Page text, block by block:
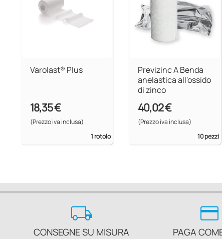
Varolast® Plus
18,35 €
(Prezzo iva inclusa)
1 rotolo
Previzinc A Benda
anelastica all'ossido
di zinco
40,02 €
(Prezzo iva inclusa)
10 pezzi
local_shipping
CONSEGNE SU MISURA
credit_card
PAGA